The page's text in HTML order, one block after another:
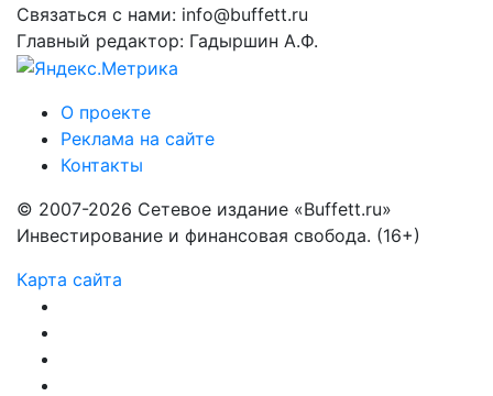
Связаться с нами: info@buffett.ru
Главный редактор: Гадыршин А.Ф.
О проекте
Реклама на сайте
Контакты
© 2007-2026 Сетевое издание «Buffett.ru»
Инвестирование и финансовая свобода. (16+)
Карта сайта